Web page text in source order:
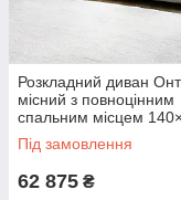
Розкладний диван
місний з повноцінним
спальним місцем
(SEDAFLEX)
Під замовлення
62 875 ₴